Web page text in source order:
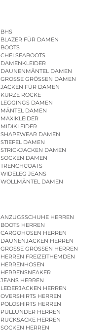
BHS
BLAZER FÜR DAMEN
BOOTS
CHELSEABOOTS
DAMENKLEIDER
DAUNENMÄNTEL DAMEN
GROSSE GRÖSSEN DAMEN
JACKEN FÜR DAMEN
KURZE RÖCKE
LEGGINGS DAMEN
MÄNTEL DAMEN
MAXIKLEIDER
MIDIKLEIDER
SHAPEWEAR DAMEN
STIEFEL DAMEN
STRICKJACKEN DAMEN
SOCKEN DAMEN
TRENCHCOATS
WIDELEG JEANS
WOLLMÄNTEL DAMEN
ANZUGSSCHUHE HERREN
BOOTS HERREN
CARGOHOSEN HERREN
DAUNENJACKEN HERREN
GROSSE GRÖSSEN HERREN
HERREN FREIZEITHEMDEN
HERRENHOSEN
HERRENSNEAKER
JEANS HERREN
LEDERJACKEN HERREN
OVERSHIRTS HERREN
POLOSHIRTS HERREN
PULLUNDER HERREN
RUCKSÄCKE HERREN
SOCKEN HERREN